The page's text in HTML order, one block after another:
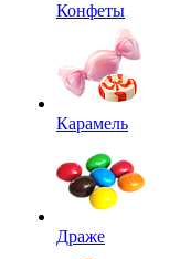
Конфеты
Карамель
Драже